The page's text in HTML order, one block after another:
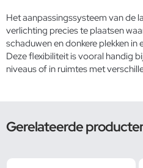
Het aanpassingssysteem van de
verlichting precies te plaatsen
schaduwen en donkere plekken
Deze flexibiliteit is vooral handig
niveaus of in ruimtes met
Gerelateerde